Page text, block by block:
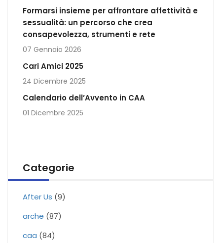
Formarsi insieme per affrontare affettività e
sessualità: un percorso che crea
consapevolezza, strumenti e rete
07 Gennaio 2026
Cari Amici 2025
24 Dicembre 2025
Calendario dell’Avvento in CAA
01 Dicembre 2025
Categorie
After Us (9)
arche (87)
caa (84)